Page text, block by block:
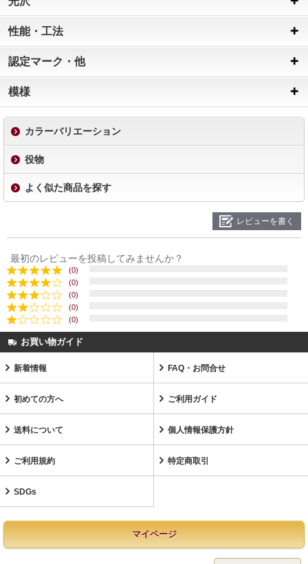
性能・工法
認定マーク・他
模様
カラーバリエーション
役物
よく似た商品を探す
レビューを書く
最初のレビューを投稿してみませんか？
(0)
(0)
(0)
(0)
(0)
お買い物ガイド
新着情報 FAQ・お問合せ
初めての方へ ご利用ガイド
送料について 個人情報保護方針
ご利用規約 特定商取引
SDGs
マイページ